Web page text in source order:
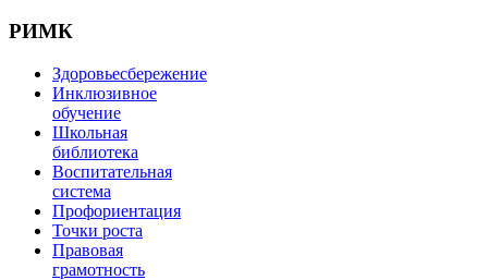
РИМК
Здоровьесбережение
Инклюзивное
обучение
Школьная
библиотека
Воспитательная
система
Профориентация
Точки роста
Правовая
грамотность